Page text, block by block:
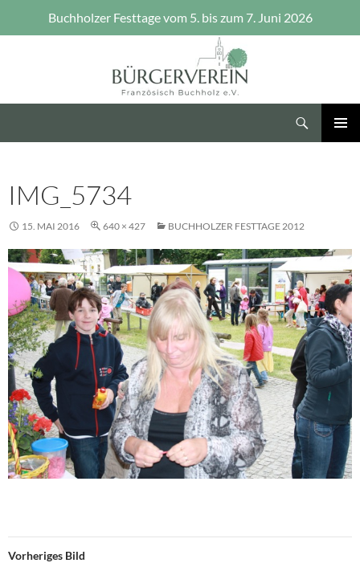
Buchholzer Festtage vom 5. bis zum 7. Juni 2026
IMG_5734
15. MAI 2016 640 × 427 BUCHHOLZER FESTTAGE 2012
Vorheriges Bild